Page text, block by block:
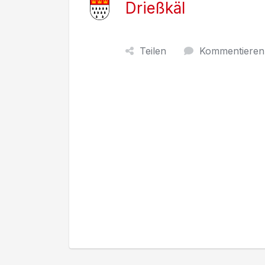
Drießkäl
Teilen Kommentieren